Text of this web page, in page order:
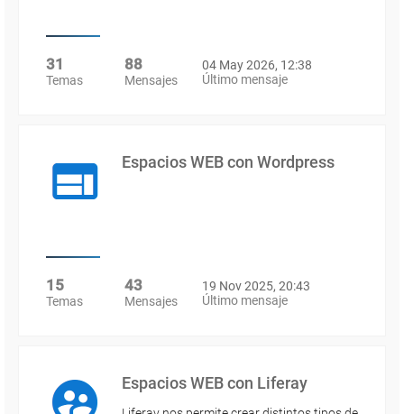
31
Temas
88
Mensajes
04 May 2026, 12:38
Último mensaje
Espacios WEB con Wordpress
15
Temas
43
Mensajes
19 Nov 2025, 20:43
Último mensaje
Espacios WEB con Liferay